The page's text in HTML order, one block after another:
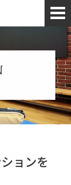
ョンを